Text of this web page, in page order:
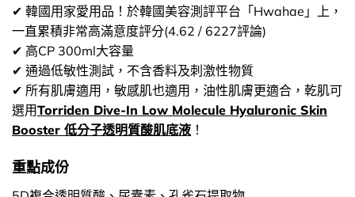
✔ 韓國用家愛用品！於韓國美容測評平台「Hwahae」上，
一直累積非常高滿意度評分(4.62 / 6227評論)
✔ 高CP 300ml大容量
✔ 通過低敏性測試，不含香料及刺激性物質
✔ 所有肌膚適用，敏感肌也適用，油性肌膚更適合，乾肌可
選用Torriden Dive-In Low Molecule Hyaluronic Skin
Booster 低分子透明質酸肌底液 ！
重點成份